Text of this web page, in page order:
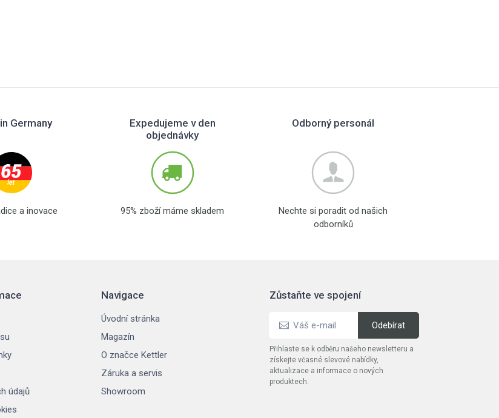
Germany
a inovace
Expedujeme v den
objednávky
95% zboží máme skladem
Odborný personál
Nechte si poradit od našich
odborníků
údajů
Navigace
Úvodní stránka
Magazín
O značce Kettler
Záruka a servis
Showroom
Zůstaňte ve spojení
Přihlaste se k odběru našeho newsletteru a
získejte včasné slevové nabídky,
aktualizace a informace o nových
produktech.